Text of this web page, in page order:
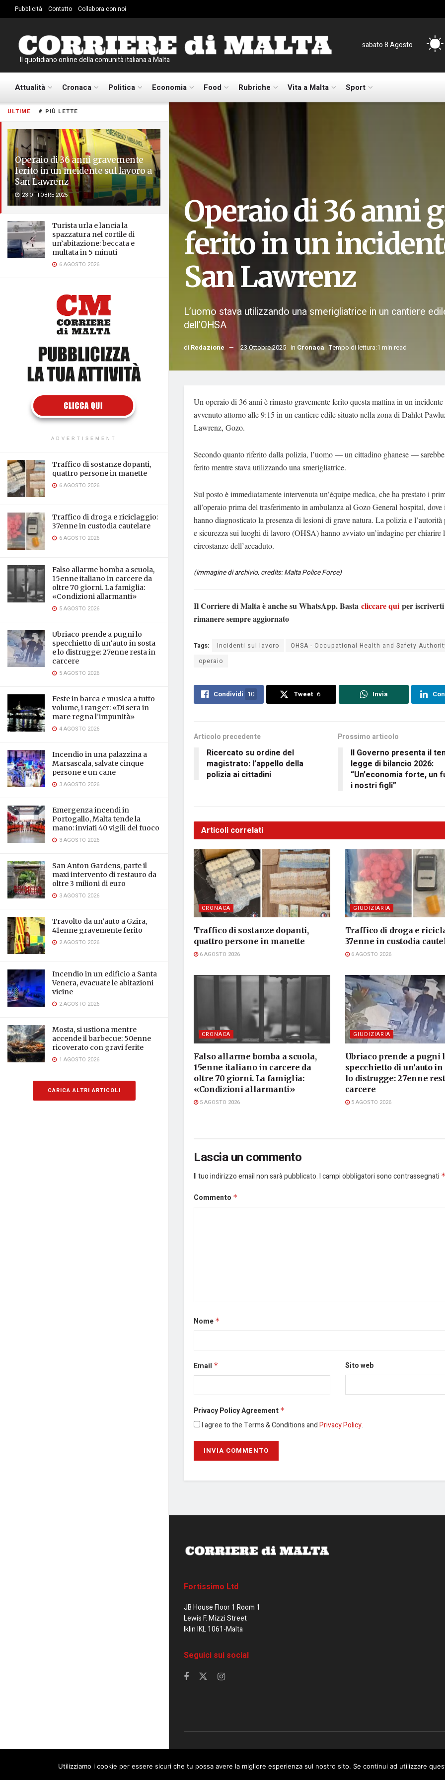
ULTIME PIÙ LETTE
Operaio di 36 anni gravemente
ferito in un incidente sul lavoro a
San Lawrenz
23 OTTOBRE 2025
Turista urla e lancia la
spazzatura nel cortile di
un’abitazione: beccata e
multata in 5 minuti
6 AGOSTO 2026
ADVERTISEMENT
Traffico di sostanze dopanti,
quattro persone in manette
6 AGOSTO 2026
Traffico di droga e riciclaggio:
37enne in custodia cautelare
6 AGOSTO 2026
Falso allarme bomba a scuola,
15enne italiano in carcere da
oltre 70 giorni. La famiglia:
«Condizioni allarmanti»
5 AGOSTO 2026
Ubriaco prende a pugni lo
specchietto di un’auto in sosta
e lo distrugge: 27enne resta in
carcere
5 AGOSTO 2026
Feste in barca e musica a tutto
volume, i ranger: «Di sera in
mare regna l’impunità»
4 AGOSTO 2026
Incendio in una palazzina a
Marsascala, salvate cinque
persone e un cane
3 AGOSTO 2026
Emergenza incendi in
Portogallo, Malta tende la
mano: inviati 40 vigili del fuoco
3 AGOSTO 2026
San Anton Gardens, parte il
maxi intervento di restauro da
oltre 3 milioni di euro
3 AGOSTO 2026
Travolto da un’auto a Gzira,
41enne gravemente ferito
2 AGOSTO 2026
Incendio in un edificio a Santa
Venera, evacuate le abitazioni
vicine
2 AGOSTO 2026
Mosta, si ustiona mentre
accende il barbecue: 50enne
ricoverato con gravi ferite
1 AGOSTO 2026
CARICA ALTRI ARTICOLI
Pubblicità Contatto Collabora con noi
Il quotidiano online della comunità italiana a Malta
sabato 8 Agosto
Attualità Cronaca Politica Economia Food Rubriche Vita a Malta Sport
Operaio di 36 anni
ferito in un
San Lawrenz
L’uomo stava utilizzando una smerigliatrice in un cantiere
dell’OHSA
di Redazione 23 Ottobre 2025 in Cronaca Tempo di lettura:1 min read
Un operaio di 36 anni è rimasto gravemente ferito questa mattina in un
avvenuto attorno alle 9:15 in un cantiere edile situato nella zona di Dahlet
Lawrenz, Gozo.
Secondo quanto riferito dalla polizia, l’uomo — un cittadino ghanese —
ferito mentre stava utilizzando una smerigliatrice.
Sul posto è immediatamente intervenuta un’équipe medica, che ha prestato i
all’operaio prima del trasferimento in ambulanza al Gozo General hospital,
hanno diagnosticato la presenza di lesioni di grave natura. La polizia e l’autorità
e sicurezza sui luoghi di lavoro (OHSA) hanno avviato un’indagine per chiarire
circostanze dell’accaduto.
(immagine di archivio, credits: Malta Police Force)
Il Corriere di Malta è anche su WhatsApp. Basta cliccare qui per
rimanere sempre aggiornato
Tags: Incidenti sul lavoro
OHSA - Occupational Health and Safety
operaio
Condividi 10 Tweet 6 Invia
Articolo precedente
Ricercato su ordine del
magistrato: l’appello della
polizia ai cittadini
Prossimo articolo
Il Governo presenta il
legge di bilancio 2026:
“Un’economia forte, un
i nostri figli”
Articoli correlati
CRONACA
Traffico di sostanze dopanti,
quattro persone in manette
6 AGOSTO 2026
GIUDIZIARIA
Traffico di droga e
37enne in custodia
6 AGOSTO 2026
CRONACA
Falso allarme bomba a scuola,
15enne italiano in carcere da
oltre 70 giorni. La famiglia:
«Condizioni allarmanti»
5 AGOSTO 2026
GIUDIZIARIA
Ubriaco prende a pugni
specchietto di un’auto in
lo distrugge: 27enne
carcere
5 AGOSTO 2026
Lascia un commento
Il tuo indirizzo email non sarà pubblicato.I campi obbligatori sono contrassegnati
Commento *
Nome *
Email * Sito web
Privacy Policy Agreement *
I agree to the Terms & Conditions andPrivacy Policy.
Fortissimo Ltd
JB House Floor 1 Room 1
Lewis F. Mizzi Street
Iklin IKL 1061-Malta
Seguici sui social
© 2023 Corriere di Malta / Fortissimo Ltd
This website uses cookies. By continuing to use this website you are giving consent to cookies being used. Visit
Utilizziamo i cookie per essere sicuri che tu possa avere la migliore esperienza sul nostro sito. Se continui ad utilizzare